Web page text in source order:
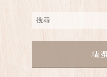
精